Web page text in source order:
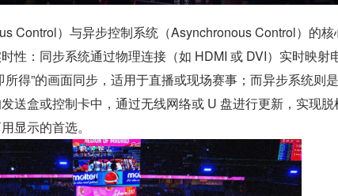
Control）与异步控制系统（Asynchronous Control）的核
性：同步系统通过物理连接（如 HDMI 或 DVI）实时映射
所得”的画面同步，适用于直播或现场赛事；而异步系统则
送盒或控制卡中，通过无线网络或 U 盘进行更新，实现脱
显示的首选。